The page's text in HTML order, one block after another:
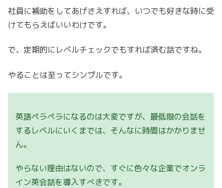
社員に補助をしてあげさえすれば、いつでも好きな時に受
けてもらえばいいわけです。
で、定期的にレベルチェックでもすれば済む話ですね。
やることは至ってシンプルです。
英語ペラペラになるのは大変ですが、最低限の会話を
するレベルにいくまでは、そんなに時間はかかりませ
ん。
やらない理由はないので、すぐに色々な企業でオンラ
イン英会話を導入すべきです。